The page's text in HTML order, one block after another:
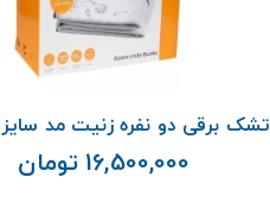
تشک برقی دو نفره زنیت مد سایز 140*160
16,500,000 تومان